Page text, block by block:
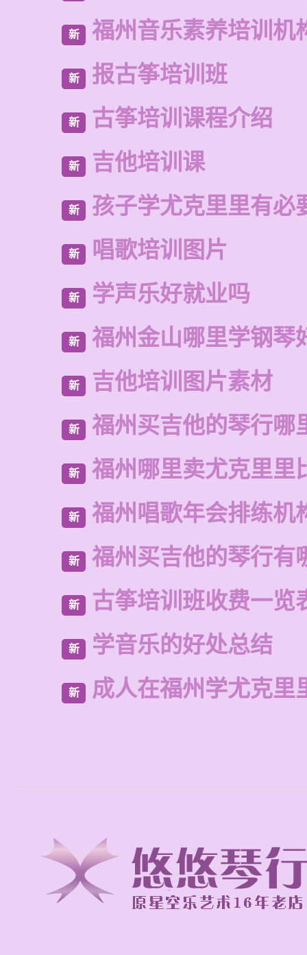
新 福州音乐素养培训机
新 报古筝培训班
新 古筝培训课程介绍
新 吉他培训课
新 孩子学尤克里里有必
新 唱歌培训图片
新 学声乐好就业吗
新 福州金山哪里学钢琴
新 吉他培训图片素材
新 福州买吉他的琴行哪
新 福州哪里卖尤克里里
新 福州唱歌年会排练机
新 福州买吉他的琴行有
新 古筝培训班收费一览
新 学音乐的好处总结
新 成人在福州学尤克里